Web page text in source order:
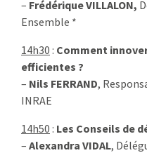
– Frédérique VILLALON,
Ensemble *
14h30 : Comment
efficientes ?
– Nils FERRAND,
INRAE
14h50 : Les Conseils de
– Alexandra VIDAL,